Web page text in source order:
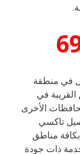
في منطقة
في
الأخرى
تاكسي
مناطق
ذات جودة